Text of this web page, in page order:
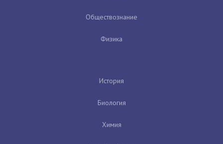
Обществознание
Физика
История
Биология
Химия